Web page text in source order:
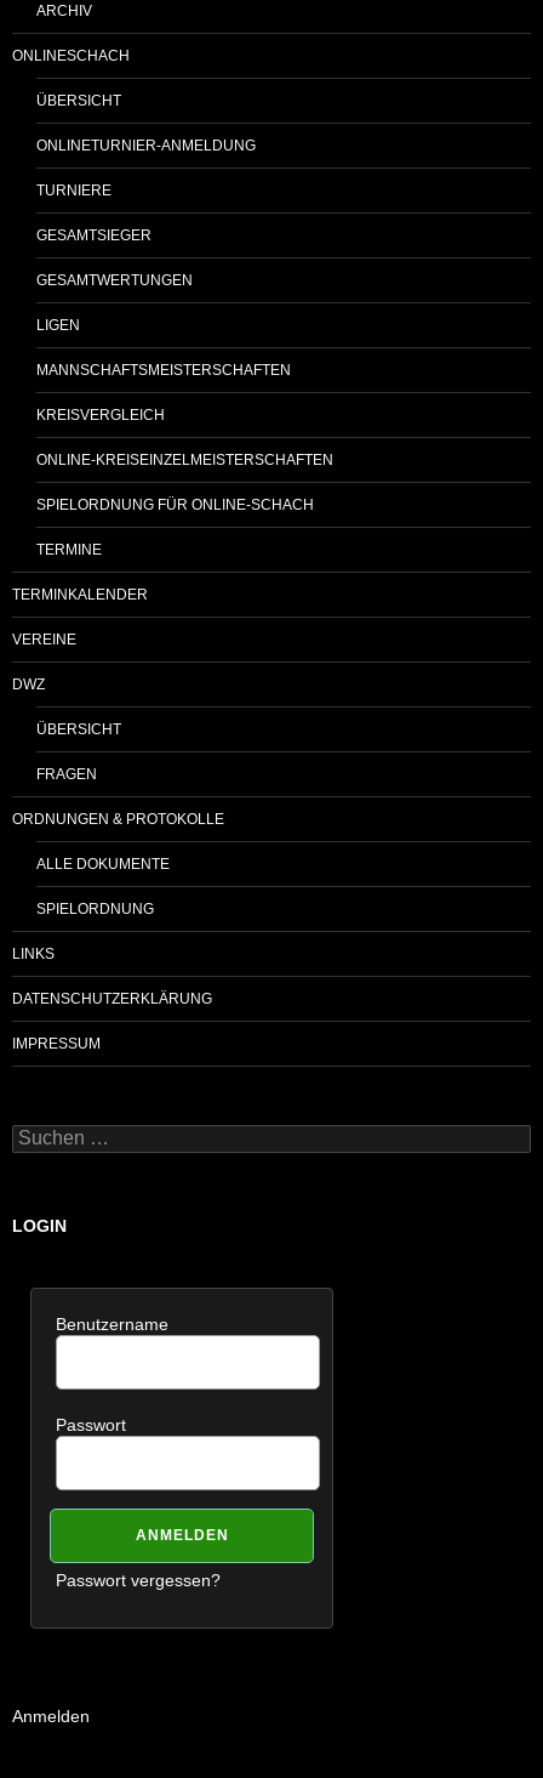
ARCHIV
ONLINESCHACH
ÜBERSICHT
ONLINETURNIER-ANMELDUNG
TURNIERE
GESAMTSIEGER
GESAMTWERTUNGEN
LIGEN
MANNSCHAFTSMEISTERSCHAFTEN
KREISVERGLEICH
ONLINE-KREISEINZELMEISTERSCHAFTEN
SPIELORDNUNG FÜR ONLINE-SCHACH
TERMINE
TERMINKALENDER
VEREINE
DWZ
ÜBERSICHT
FRAGEN
ORDNUNGEN & PROTOKOLLE
ALLE DOKUMENTE
SPIELORDNUNG
LINKS
DATENSCHUTZERKLÄRUNG
IMPRESSUM
Suchen
nach:
LOGIN
Benutzername
Passwort
Passwort vergessen?
Anmelden